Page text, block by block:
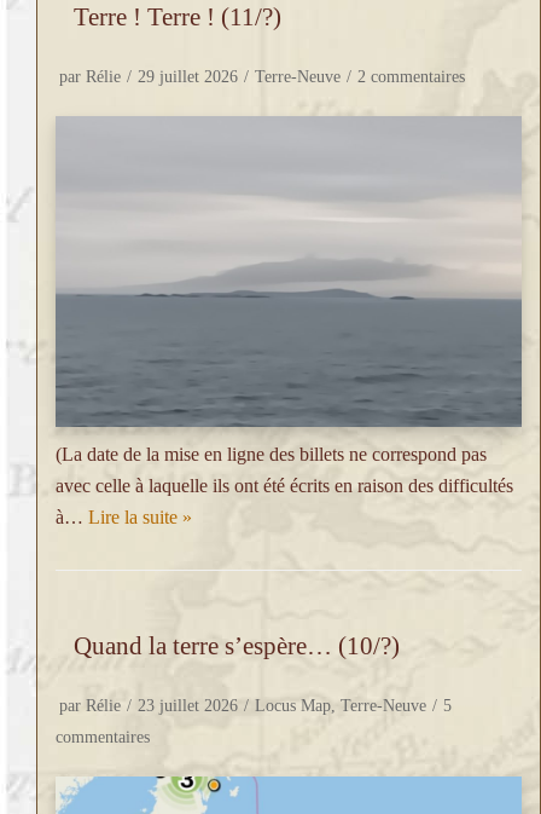
Terre ! Terre ! (11/?)
par Rélie 29 juillet 2026 Terre-Neuve 2 commentaires
(La date de la mise en ligne des billets ne correspond pas
avec celle à laquelle ils ont été écrits en raison des difficultés
à… Lire la suite »
Quand la terre s’espère… (10/?)
par Rélie 23 juillet 2026 Locus Map Terre-Neuve
5
commentaires